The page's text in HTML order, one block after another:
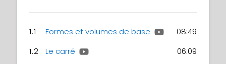
1.1 Formes et volumes de base
08:49
1.2
Le carré
06:09